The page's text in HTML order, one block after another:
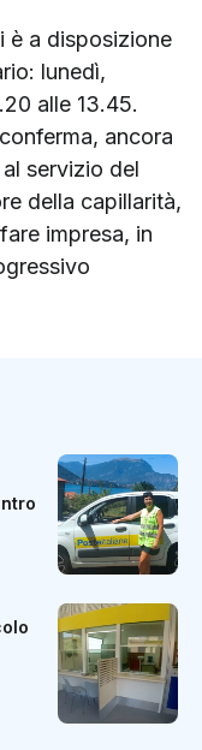
è a disposizione
lunedì,
alle 13.45.
ancora
servizio del
della capillarità,
impresa, in